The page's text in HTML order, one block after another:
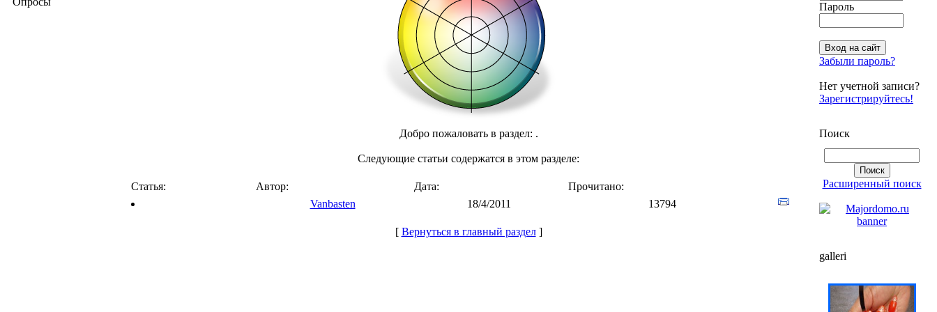
Добро пожаловать в раздел: .
Следующие статьи содержатся в этом разделе:
Статья: Автор: Дата:
Прочитано:
Vanbasten
18/4/2011 13794
[ Вернуться в главный раздел]
Пароль
Забыли пароль?
Нет учетной записи?
Зарегистрируйтесь!
Поиск
Расширенный поиск
galleri